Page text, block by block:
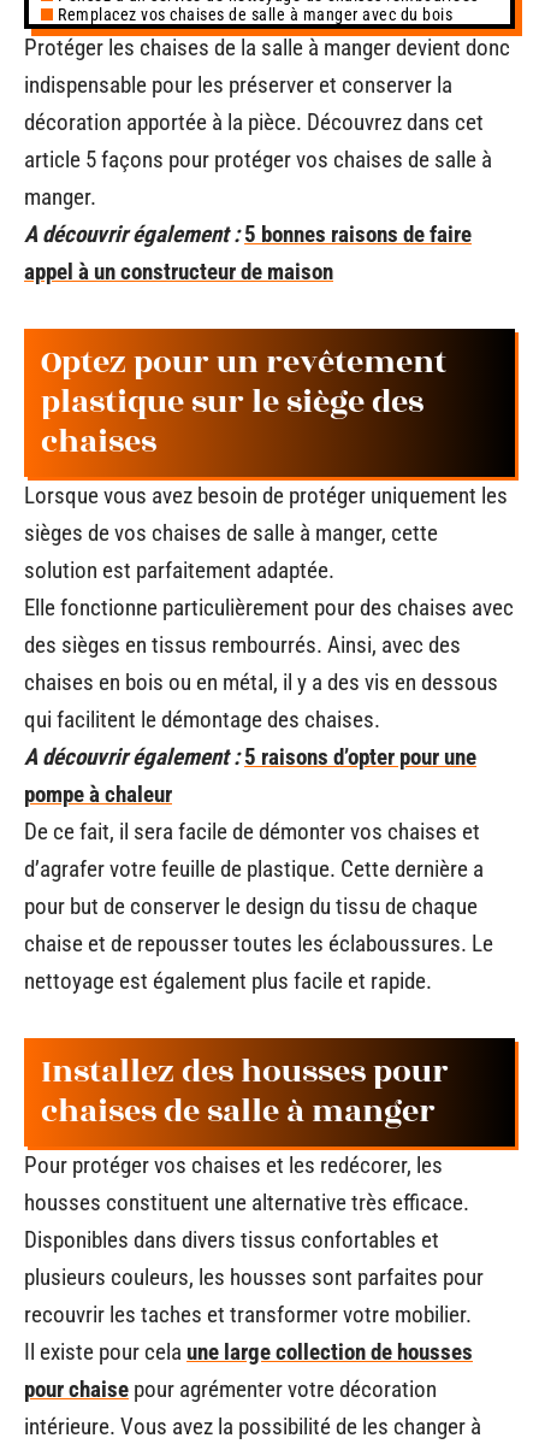
Remplacez vos chaises de salle à manger avec du bois
Protéger les chaises de la salle à manger devient donc
indispensable pour les préserver et conserver la
décoration apportée à la pièce. Découvrez dans cet
article 5 façons pour protéger vos chaises de salle à
manger.
A découvrir également : 5 bonnes raisons de faire
appel à un constructeur de maison
Optez pour un revêtement
plastique sur le siège des
chaises
Lorsque vous avez besoin de protéger uniquement les
sièges de vos chaises de salle à manger, cette
solution est parfaitement adaptée.
Elle fonctionne particulièrement pour des chaises avec
des sièges en tissus rembourrés. Ainsi, avec des
chaises en bois ou en métal, il y a des vis en dessous
qui facilitent le démontage des chaises.
A découvrir également : 5 raisons d’opter pour une
pompe à chaleur
De ce fait, il sera facile de démonter vos chaises et
d’agrafer votre feuille de plastique. Cette dernière a
pour but de conserver le design du tissu de chaque
chaise et de repousser toutes les éclaboussures. Le
nettoyage est également plus facile et rapide.
Installez des housses pour
chaises de salle à manger
Pour protéger vos chaises et les redécorer, les
housses constituent une alternative très efficace.
Disponibles dans divers tissus confortables et
plusieurs couleurs, les housses sont parfaites pour
recouvrir les taches et transformer votre mobilier.
Il existe pour cela une large collection de housses
pour chaise pour agrémenter votre décoration
intérieure. Vous avez la possibilité de les changer à